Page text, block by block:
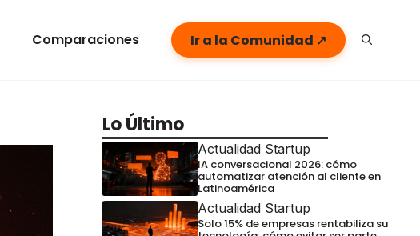
Comparaciones Ir a la Comunidad ↗
Lo Último
Actualidad Startup
IA conversacional 2026: cómo
automatizar atención al cliente en
Latinoamérica
Actualidad Startup
Solo 15% de empresas rentabiliza su